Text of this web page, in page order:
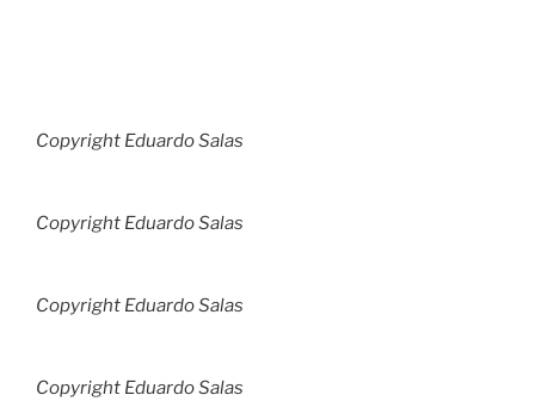
Copyright Eduardo Salas
Copyright Eduardo Salas
Copyright Eduardo Salas
Copyright Eduardo Salas